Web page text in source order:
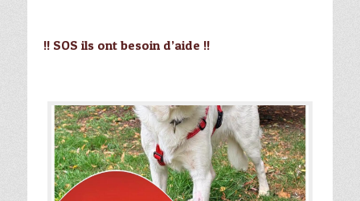
!! SOS ils ont besoin d’aide !!